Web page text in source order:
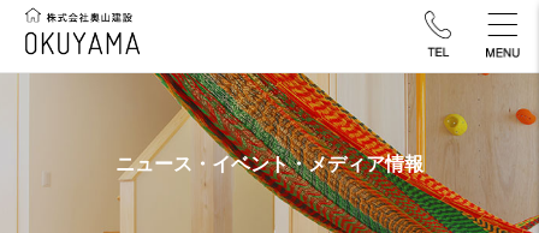
ニュース・イベント・メディア情報